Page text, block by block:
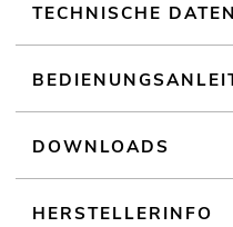
TECHNISCHE DATEN
DOWNLOADS
HERSTELLERINFO